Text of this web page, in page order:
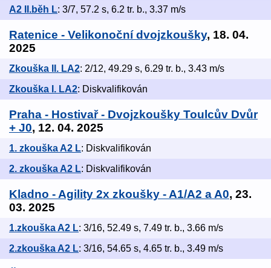
A2 II.běh L: 3/7, 57.2 s, 6.2 tr. b., 3.37 m/s
Ratenice - Velikonoční dvojzkoušky, 18. 04.
2025
Zkouška II. LA2: 2/12, 49.29 s, 6.29 tr. b., 3.43 m/s
Zkouška I. LA2: Diskvalifikován
Praha - Hostivař - Dvojzkoušky Toulcův Dvůr
+ J0, 12. 04. 2025
1. zkouška A2 L: Diskvalifikován
2. zkouška A2 L: Diskvalifikován
Kladno - Agility 2x zkoušky - A1/A2 a A0, 23.
03. 2025
1.zkouška A2 L: 3/16, 52.49 s, 7.49 tr. b., 3.66 m/s
2.zkouška A2 L: 3/16, 54.65 s, 4.65 tr. b., 3.49 m/s